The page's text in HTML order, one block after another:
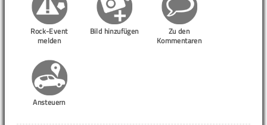
Rock-Event
melden
Bild hinzufügen
Zu den
Kommentaren
Ansteuern